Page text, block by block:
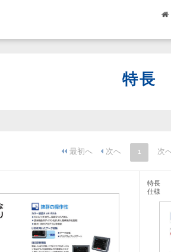
特長
1
特長
仕様